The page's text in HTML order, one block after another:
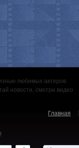
любимых актеров
новости, смотри видео
Главная